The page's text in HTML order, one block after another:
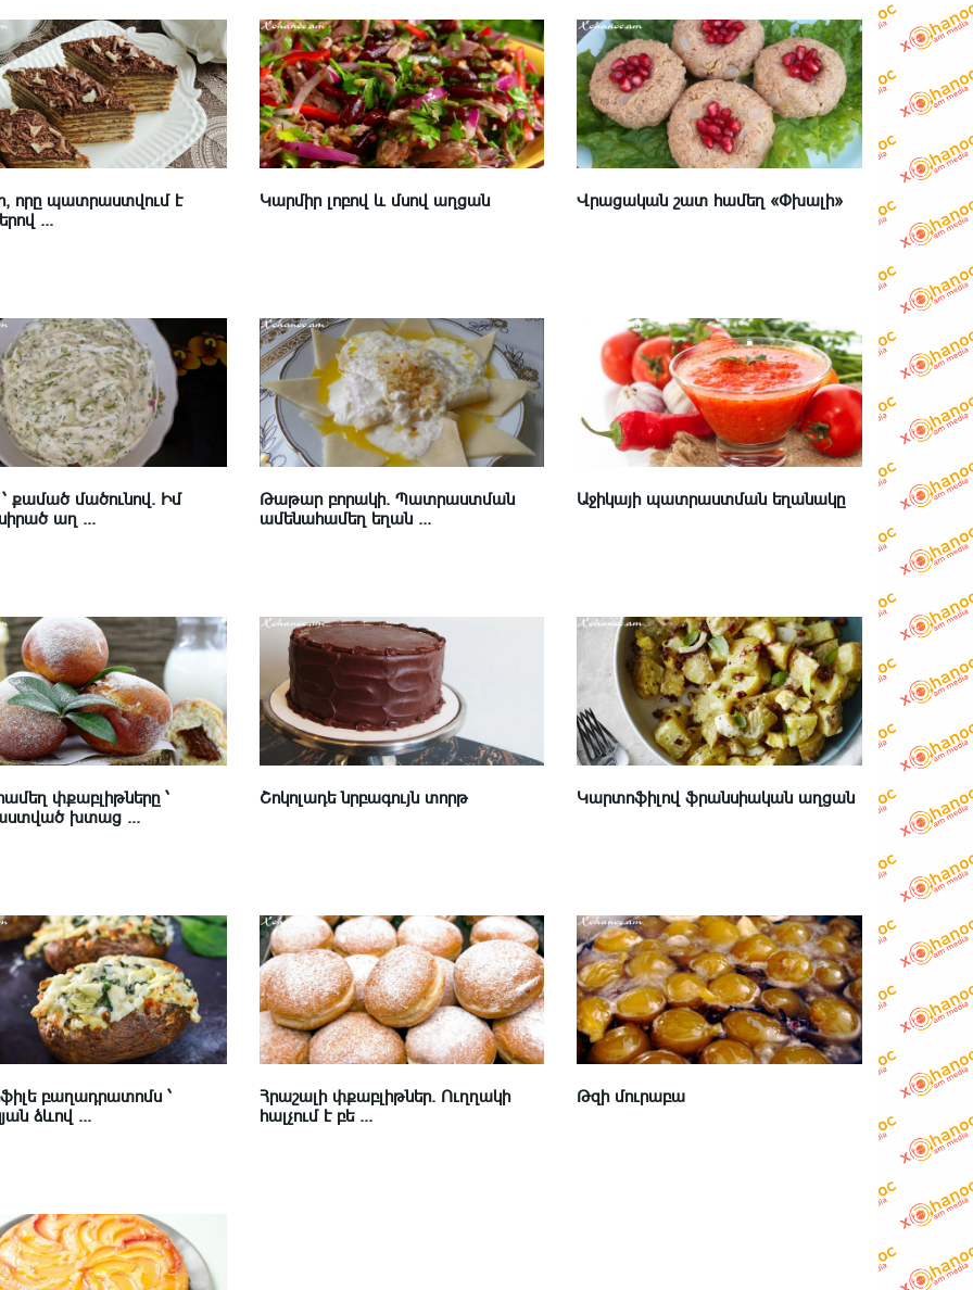
որը պատրաստվում է
...
Կարմիր լոբով և մսով աղցան Վրացական շատ համեղ «Փխալի»
քամած մածունով. Իմ
աղ ...
Թաթար բորակի. Պատրաստման
ամենահամեղ եղան ...
Աջիկայի պատրաստման եղանակը
փքաբլիթները ՝
խտաց ...
Շոկոլադե նրբագույն տորթ Կարտոֆիլով ֆրանսիական աղցան
բաղադրատոմս ՝
ձևով ...
Հրաշալի փքաբլիթներ. Ուղղակի
հալչում է բե ...
Թզի մուրաբա